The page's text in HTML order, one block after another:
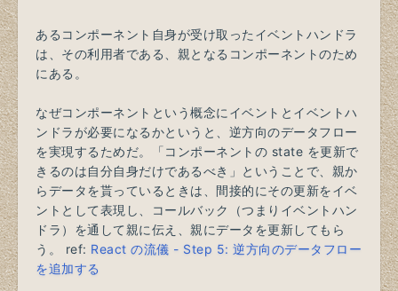
あるコンポーネント自身が受け取ったイベントハンドラ
は、その利用者である、親となるコンポーネントのため
にある。
なぜコンポーネントという概念にイベントとイベントハ
ンドラが必要になるかというと、逆方向のデータフロー
を実現するためだ。「コンポーネントの state を更新で
きるのは自分自身だけであるべき」ということで、親か
らデータを貰っているときは、間接的にその更新をイベ
ントとして表現し、コールバック（つまりイベントハン
ドラ）を通して親に伝え、親にデータを更新してもら
う。 ref: React の流儀 - Step 5: 逆方向のデータフロー
を追加する